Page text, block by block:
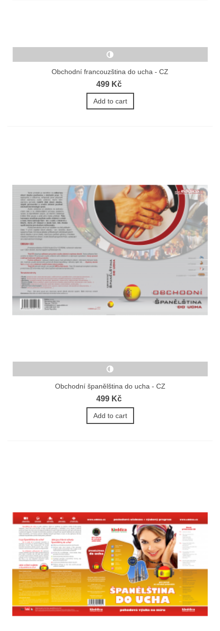
Obchodní francouzština do ucha - CZ
499 Kč
Add to cart
Obchodní španělština do ucha - CZ
499 Kč
Add to cart